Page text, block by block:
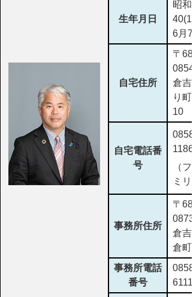
生年月日
昭和
6月7
自宅住所
〒
0854
倉吉
り町
10
自宅電話番
号
1186
（
ミ
事務所住所
〒
0873
倉吉
倉町
事務所電話
番号
6111